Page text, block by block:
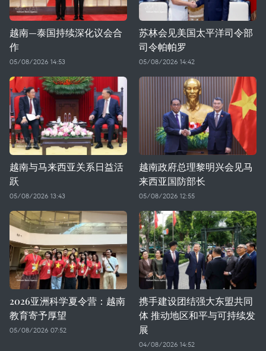
越南—泰国持续深化议会合
作
05/08/2026 14:53
苏林会见美国太平洋司令部
司令帕帕罗
05/08/2026 14:42
越南与马来西亚关系日益活
跃
05/08/2026 13:43
越南政府总理黎明兴会见马
来西亚国防部长
05/08/2026 12:55
2026亚洲科学夏令营：越南
教育寄予厚望
05/08/2026 07:52
携手建设团结强大东盟共同
体 推动地区和平与可持续发
展
04/08/2026 14:52